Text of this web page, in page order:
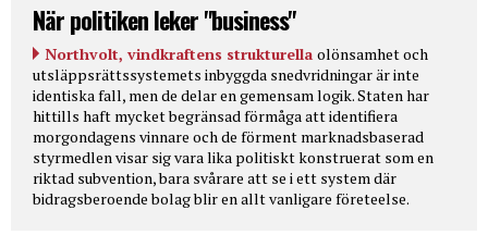
När politiken leker "business"
Northvolt, vindkraftens strukturella olönsamhet och
utsläppsrättssystemets inbyggda snedvridningar är inte
identiska fall, men de delar en gemensam logik. Staten har
hittills haft mycket begränsad förmåga att identifiera
morgondagens vinnare och de förment marknadsbaserad
styrmedlen visar sig vara lika politiskt konstruerat som en
riktad subvention, bara svårare att se i ett system där
bidragsberoende bolag blir en allt vanligare företeelse.